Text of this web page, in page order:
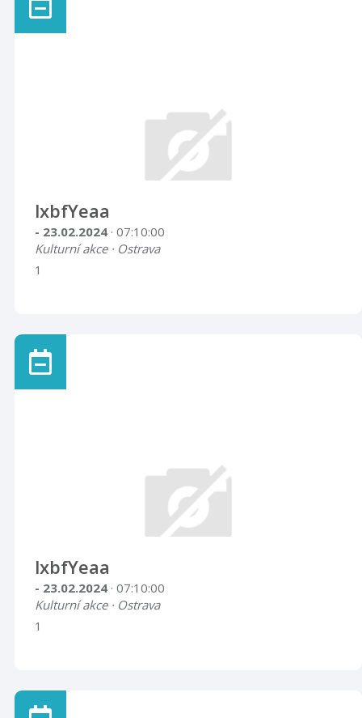
lxbfYeaa
- 23.02.2024 · 07:10:00
Kulturní akce · Ostrava
1
lxbfYeaa
- 23.02.2024 · 07:10:00
Kulturní akce · Ostrava
1